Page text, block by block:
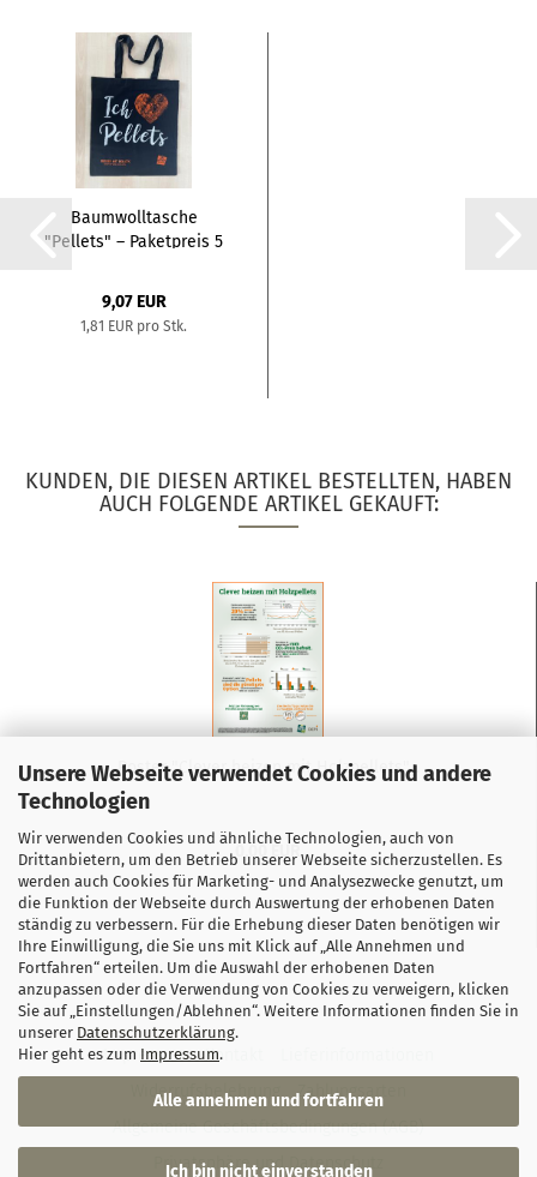
Unsere Webseite verwendet Cookies und andere
Technologien
Wir verwenden Cookies und ähnliche Technologien, auch von
Drittanbietern, um den Betrieb unserer Webseite sicherzustellen. Es
werden auch Cookies für Marketing- und Analysezwecke genutzt, um
die Funktion der Webseite durch Auswertung der erhobenen Daten
ständig zu verbessern. Für die Erhebung dieser Daten benötigen wir
Ihre Einwilligung, die Sie uns mit Klick auf „Alle Annehmen und
Fortfahren“ erteilen. Um die Auswahl der erhobenen Daten
anzupassen oder die Verwendung von Cookies zu verweigern, klicken
Sie auf „Einstellungen/Ablehnen“. Weitere Informationen finden Sie in
unserer Datenschutzerklärung.
Hier geht es zum Impressum.
Alle annehmen und fortfahren
Ich bin nicht einverstanden
Baumwolltasche
"Pellets" – Paketpreis 5
9,07 EUR
1,81 EUR pro Stk.
KUNDEN, DIE DIESEN ARTIKEL BESTELLTEN, HABEN
AUCH FOLGENDE ARTIKEL GEKAUFT:
Poster "Clever heizen mit Holzpellets"...
Impressum Kontakt
Widerrufsbelehrung
Zahlungsarten
Allgemeine Geschäftsbedingungen (AGB)
Privatsphäre und Datenschutz